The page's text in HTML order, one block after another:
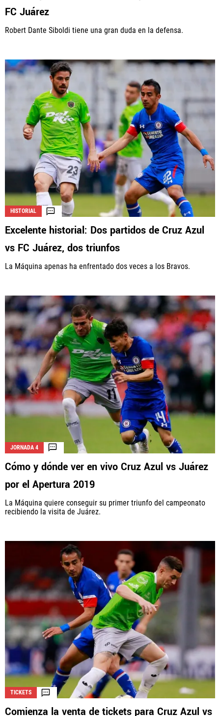
FC Juárez
Robert Dante Siboldi tiene una gran duda en la defensa.
HISTORIAL
Excelente historial: Dos partidos de Cruz Azul
vs FC Juárez, dos triunfos
La Máquina apenas ha enfrentado dos veces a los Bravos.
JORNADA 4
Cómo y dónde ver en vivo Cruz Azul vs Juárez
por el Apertura 2019
La Máquina quiere conseguir su primer triunfo del campeonato
recibiendo la visita de Juárez.
TICKETS
Comienza la venta de tickets para Cruz Azul vs